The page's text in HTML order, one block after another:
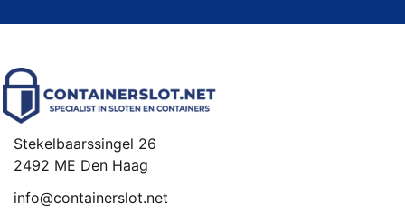
Stekelbaarssingel 26
2492 ME Den Haag
info@containerslot.net